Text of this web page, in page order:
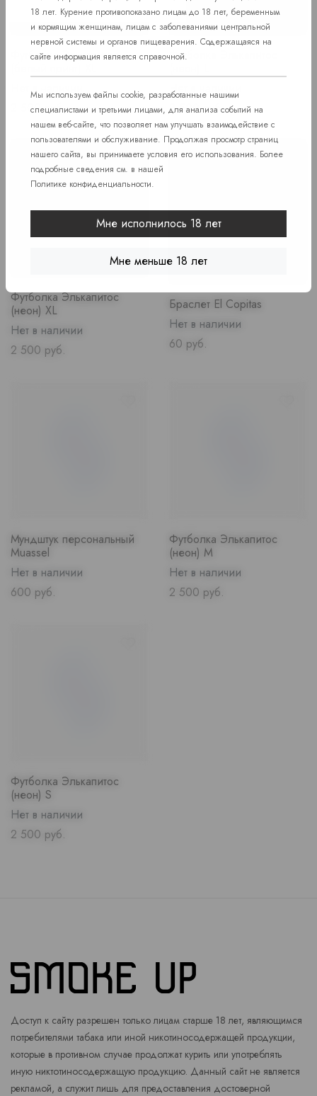
Футболка Элькапитос
Нет в наличии
Price
2 500 руб.
Футболка Элькапитос
Нет в наличии
Price
2 500 руб.
Футболка Элькапитос
(неон) XL
Нет в наличии
Price
2 500 руб.
Браслет El Copitas
Нет в наличии
Price
60 руб.
Мундштук персональный
Muassel
Нет в наличии
Price
600 руб.
Футболка Элькапитос
(неон) M
Нет в наличии
Price
2 500 руб.
Футболка Элькапитос
(неон) S
Нет в наличии
Price
2 500 руб.
18 лет. Курение противопоказано лицам до 18 лет, беременным
и кормящим женщинам, лицам с заболеваниями центральной
нервной системы и органов пищеварения. Содержащаяся на
сайте информация является справочной.
Мы используем файлы cookie, разработанные нашими
специалистами и третьими лицами, для анализа событий на
нашем веб-сайте, что позволяет нам улучшать взаимодействие с
пользователями и обслуживание. Продолжая просмотр страниц
нашего сайта, вы принимаете условия его использования. Более
подробные сведения см. в нашей
Политике конфиденциальности.
Мне исполнилось 18 лет
Мне меньше 18 лет
Доступ к сайту разрешен только лицам старше 18 лет, являющимся
потребителями табака или иной никотиносодержащей продукции,
которые в противном случае продолжат курить или употреблять
иную никтотиносодержащую продукцию. Данный сайт не является
рекламой, а служит лишь для предоставления достоверной